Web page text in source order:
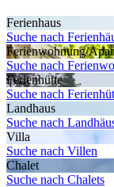
Ferienhaus
Suche nach
Ferienwohnung/
Suche nach
Ferienhütte
Suche nach
Landhaus
Suche nach
Villa
Suche nach Villen
Chalet
Suche nach Chalets